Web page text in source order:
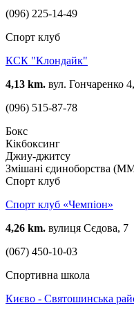
(096) 225-14-49
Спорт клуб
КСК "Клондайк"
4,13 km. вул. Гончаренко
(096) 515-87-78
Бокс
Кікбоксинг
Джиу-джитсу
Змішані єдиноборства
Спорт клуб
Спорт клуб «Чемпіон»
4,26 km. вулиця Сєдова, 7
(067) 450-10-03
Спортивна школа
Києво - Святошинська